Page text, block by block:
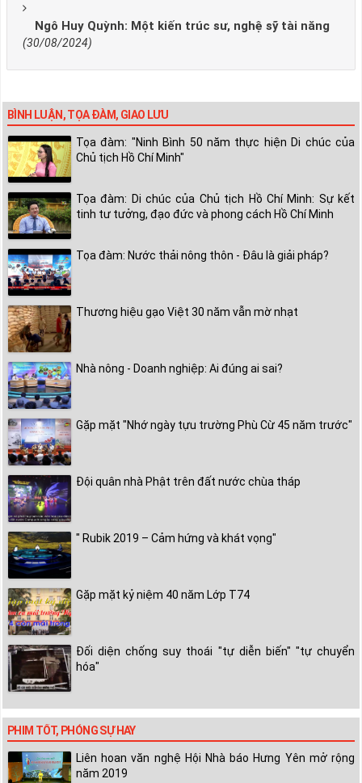
Ngô Huy Quỳnh: Một kiến trúc sư, nghệ sỹ tài năng
(30/08/2024)
BÌNH LUẬN, TỌA ĐÀM, GIAO LƯU
Tọa đàm: "Ninh Bình 50 năm thực hiện Di chúc của
Chủ tịch Hồ Chí Minh"
Tọa đàm: Di chúc của Chủ tịch Hồ Chí Minh: Sự kết
tinh tư tưởng, đạo đức và phong cách Hồ Chí Minh
Tọa đàm: Nước thải nông thôn - Đâu là giải pháp?
Thương hiệu gạo Việt 30 năm vẫn mờ nhạt
Nhà nông - Doanh nghiệp: Ai đúng ai sai?
Gặp mặt "Nhớ ngày tựu trường Phù Cừ 45 năm trước"
Đội quân nhà Phật trên đất nước chùa tháp
" Rubik 2019 – Cảm hứng và khát vọng"
Gặp mặt kỷ niệm 40 năm Lớp T74
Đối diện chống suy thoái "tự diễn biến" "tự chuyển
hóa"
PHIM TỐT, PHÓNG SỰ HAY
Liên hoan văn nghệ Hội Nhà báo Hưng Yên mở rộng
năm 2019